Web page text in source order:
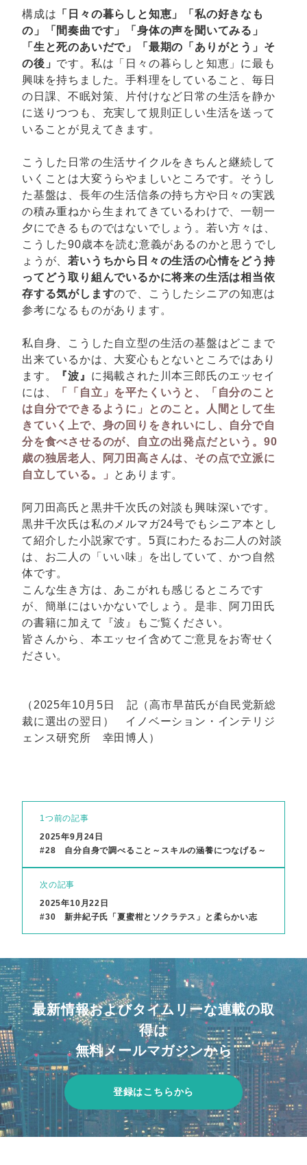
構成は 「日々の暮らしと知恵」「私の好きなも
の」「間奏曲です」「身体の声を聞いてみる」
「生と死のあいだで」「最期の「ありがとう」そ
の後」 です。私は「日々の暮らしと知恵」に最も
興味を持ちました。手料理をしていること、毎日
の日課、不眠対策、片付けなど日常の生活を静か
に送りつつも、充実して規則正しい生活を送って
いることが見えてきます。
こうした日常の生活サイクルをきちんと継続して
いくことは大変うらやましいところです。そうし
た基盤は、長年の生活信条の持ち方や日々の実践
の積み重ねから生まれてきているわけで、一朝一
夕にできるものではないでしょう。若い方々は、
こうした90歳本を読む意義があるのかと思うでし
ょうが、若いうちから日々の生活の心情をどう持
ってどう取り組んでいるかに将来の生活は相当依
存する気がしますので、こうしたシニアの知恵は
参考になるものがあります。
私自身、こうした自立型の生活の基盤はどこまで
出来ているかは、大変心もとないところではあり
ます。
『波』 に掲載された川本三郎氏のエッセイ
には、
「「自立」を平たくいうと、「自分のこと
は自分でできるように」とのこと。人間として生
きていく上で、身の回りをきれいにし、自分で自
分を食べさせるのが、自立の出発点だという。90
歳の独居老人、阿刀田高さんは、その点で立派に
自立している。」 とあります。
阿刀田高氏と黒井千次氏の対談も興味深いです。
黒井千次氏は私のメルマガ24号でもシニア本とし
て紹介した小説家です。5頁にわたるお二人の対談
は、お二人の「いい味」を出していて、かつ自然
体です。
こんな生き方は、あこがれも感じるところです
が、簡単にはいかないでしょう。是非、阿刀田氏
の書籍に加えて『波』もご覧ください。
皆さんから、本エッセイ含めてご意見をお寄せく
ださい。
（2025年10月5日 記（高市早苗氏が自民党新総
裁に選出の翌日） イノベーション・インテリジ
ェンス研究所 幸田博人）
1つ前の記事
2025年9月24日
#28 自分自身で調べること～スキルの涵養につなげる～
次の記事
2025年10月22日
#30 新井紀子氏「夏蜜柑とソクラテス」と柔らかい志
最新情報およびタイムリーな連載の取
得は
無料メールマガジンから
登録はこちらから